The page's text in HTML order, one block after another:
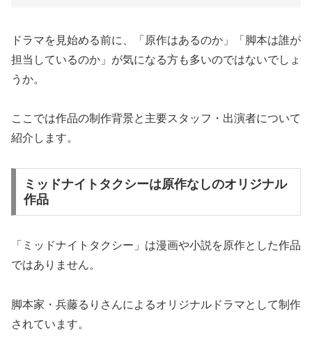
ドラマを見始める前に、「原作はあるのか」「脚本は誰が
担当しているのか」が気になる方も多いのではないでしょ
うか。
ここでは作品の制作背景と主要スタッフ・出演者について
紹介します。
ミッドナイトタクシーは原作なしのオリジナル
作品
「ミッドナイトタクシー」は漫画や小説を原作とした作品
ではありません。
脚本家・兵藤るりさんによるオリジナルドラマとして制作
されています。